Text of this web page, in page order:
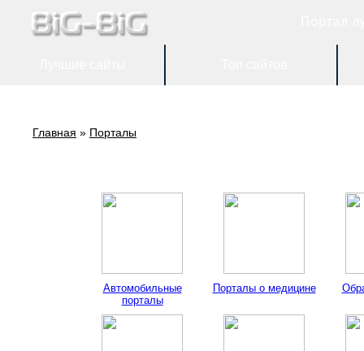
Главная » Порталы
Автомобильные
порталы
Порталы о медицине